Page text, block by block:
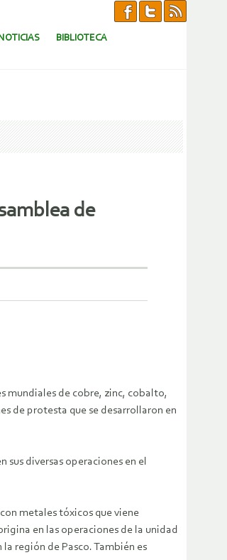
BIBLIOTECA
de
mundiales de cobre, zinc, cobalto,
de protesta que se desarrollaron en
diversas operaciones en el
metales tóxicos que viene
en las operaciones de la unidad
región de Pasco. También es